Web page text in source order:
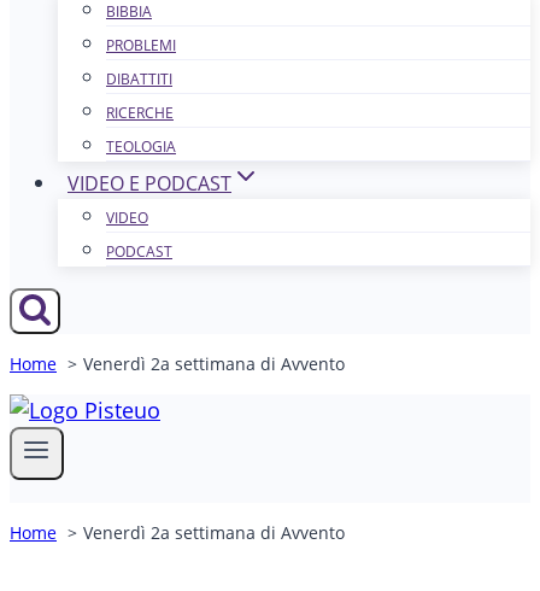
BIBBIA
PROBLEMI
DIBATTITI
RICERCHE
TEOLOGIA
VIDEO E PODCAST
VIDEO
PODCAST
Home Venerdì 2a settimana di Avvento
Home Venerdì 2a settimana di Avvento